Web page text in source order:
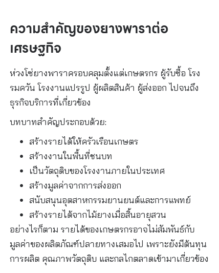
ความสำคัญของยางพาราต่อ
เศรษฐกิจ
ห่วงโซ่ยางพาราครอบคลุมตั้งแต่เกษตรกร ผู้รับซื้อ โรง
รมควัน โรงงานแปรรูป ผู้ผลิตสินค้า ผู้ส่งออก ไปจนถึง
ธุรกิจบริการที่เกี่ยวข้อง
บทบาทสำคัญประกอบด้วย:
สร้างรายได้ให้ครัวเรือนเกษตร
สร้างงานในพื้นที่ชนบท
เป็นวัตถุดิบของโรงงานภายในประเทศ
สร้างมูลค่าจากการส่งออก
สนับสนุนอุตสาหกรรมยานยนต์และการแพทย์
สร้างรายได้จากไม้ยางเมื่อสิ้นอายุสวน
อย่างไรก็ตาม รายได้ของเกษตรกรอาจไม่สัมพันธ์กับ
มูลค่าของผลิตภัณฑ์ปลายทางเสมอไป เพราะยังมีต้นทุน
การผลิต คุณภาพวัตถุดิบ และกลไกตลาดเข้ามาเกี่ยวข้อง